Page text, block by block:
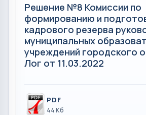
Решение №8 Комиссии по
формированию и
кадрового резерва
муниципальных
учреждений городского
Лог от 11.03.2022
PDF
44 Кб